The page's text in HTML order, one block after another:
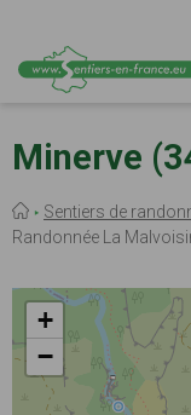
au
contenu
Minerve
Fil
d'Ariane
Sentiers de
Randonnée La
+
−